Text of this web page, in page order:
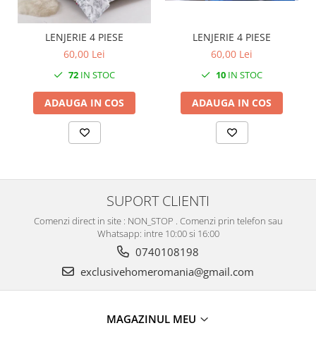
LENJERIE 4 PIESE
60,00 Lei
72 IN STOC
ADAUGA IN COS
LENJERIE 4 PIESE
60,00 Lei
10 IN STOC
ADAUGA IN COS
SUPORT CLIENTI
Comenzi direct in site : NON_STOP . Comenzi prin telefon sau
Whatsapp: intre 10:00 si 16:00
0740108198
exclusivehomeromania@gmail.com
MAGAZINUL MEU